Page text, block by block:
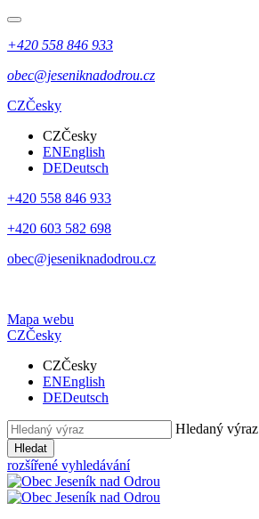
+420 558 846 933
obec@jeseniknadodrou.cz
CZČesky
CZČesky
ENEnglish
DEDeutsch
+420 558 846 933
+420 603 582 698
obec@jeseniknadodrou.cz
Mapa webu
CZČesky
CZČesky
ENEnglish
DEDeutsch
Hledaný výraz
Hledat
rozšířené vyhledávání